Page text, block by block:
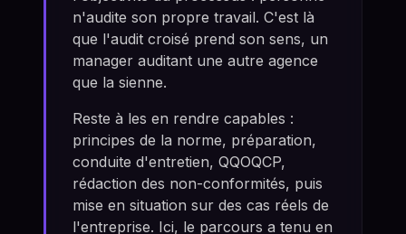
n'audite son propre travail. C'est là
que l'audit croisé prend son sens, un
manager auditant une autre agence
que la sienne.
Reste à les en rendre capables :
principes de la norme, préparation,
conduite d'entretien, QQOQCP,
rédaction des non-conformités, puis
mise en situation sur des cas réels de
l'entreprise. Ici, le parcours a tenu en